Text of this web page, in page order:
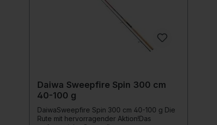
Daiwa Sweepfire Spin 300 cm
40-100 g
DaiwaSweepfire Spin 300 cm 40-100 g Die
Rute mit hervorragender Aktion!Das